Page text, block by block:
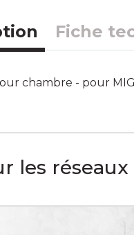
Fiche
chambre - pour
les réseaux